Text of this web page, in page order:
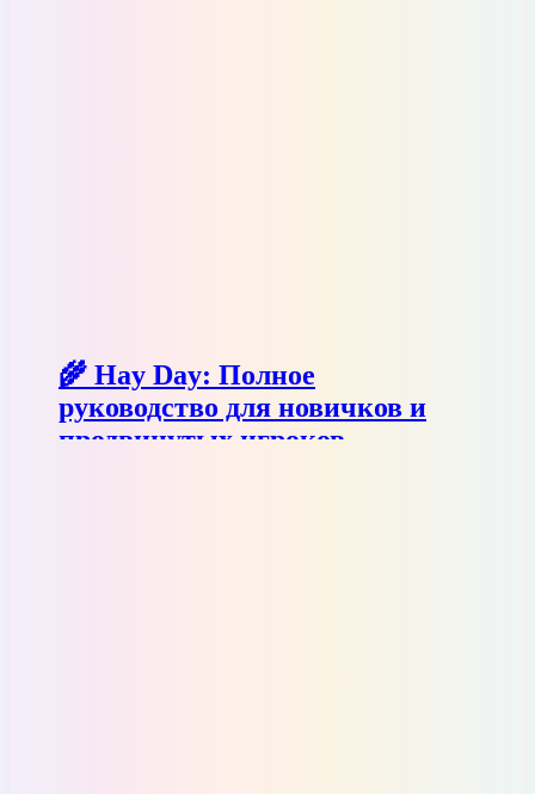
🌾 Hay Day: Полное
руководство для новичков и
продвинутых игроков